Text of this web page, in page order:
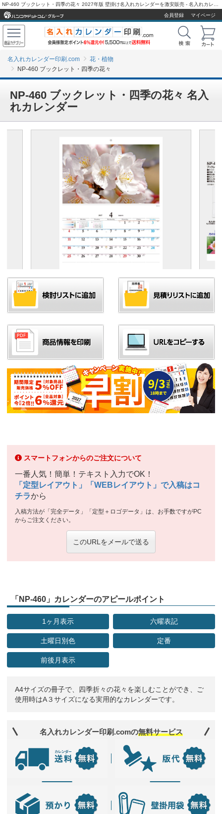
会員登録
マイページ
名入れカレンダー印刷.com
花・植物
NP-460 ブックレット・四季の花々
NP-460 ブックレット・四季の花々 名入
れカレンダー
スマートフォンからのご注文について
一番人気！簡単！テキスト入力でOK！
「定型レイアウト」「WEBレイアウト」で入稿はコ
チラから
入稿方法が「完全データ」「定型＋ロゴデータ」は、お手数ですがPC
からご注文ください。
このURLをメールで送る
「NP-460」カレンダーのアピールポイント
1ヶ月表示 六曜表記
土曜日別色 定番
前後月表示
A4サイズの冊子で、四季折々の花々を楽しむことができ、ご
使用時はA３サイズになる実用的なカレンダーです。
名入れカレンダー印刷.comの無料サービス